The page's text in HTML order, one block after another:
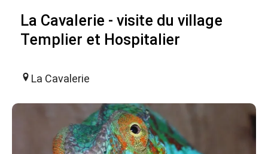
La Cavalerie - visite du village
Templier et Hospitalier
La Cavalerie